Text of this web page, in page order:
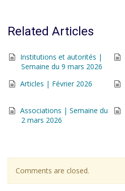
Related Articles
Institutions et autorités |
Semaine du 9 mars 2026
Articles | Février 2026
Associations | Semaine du
2 mars 2026
Comments are closed.